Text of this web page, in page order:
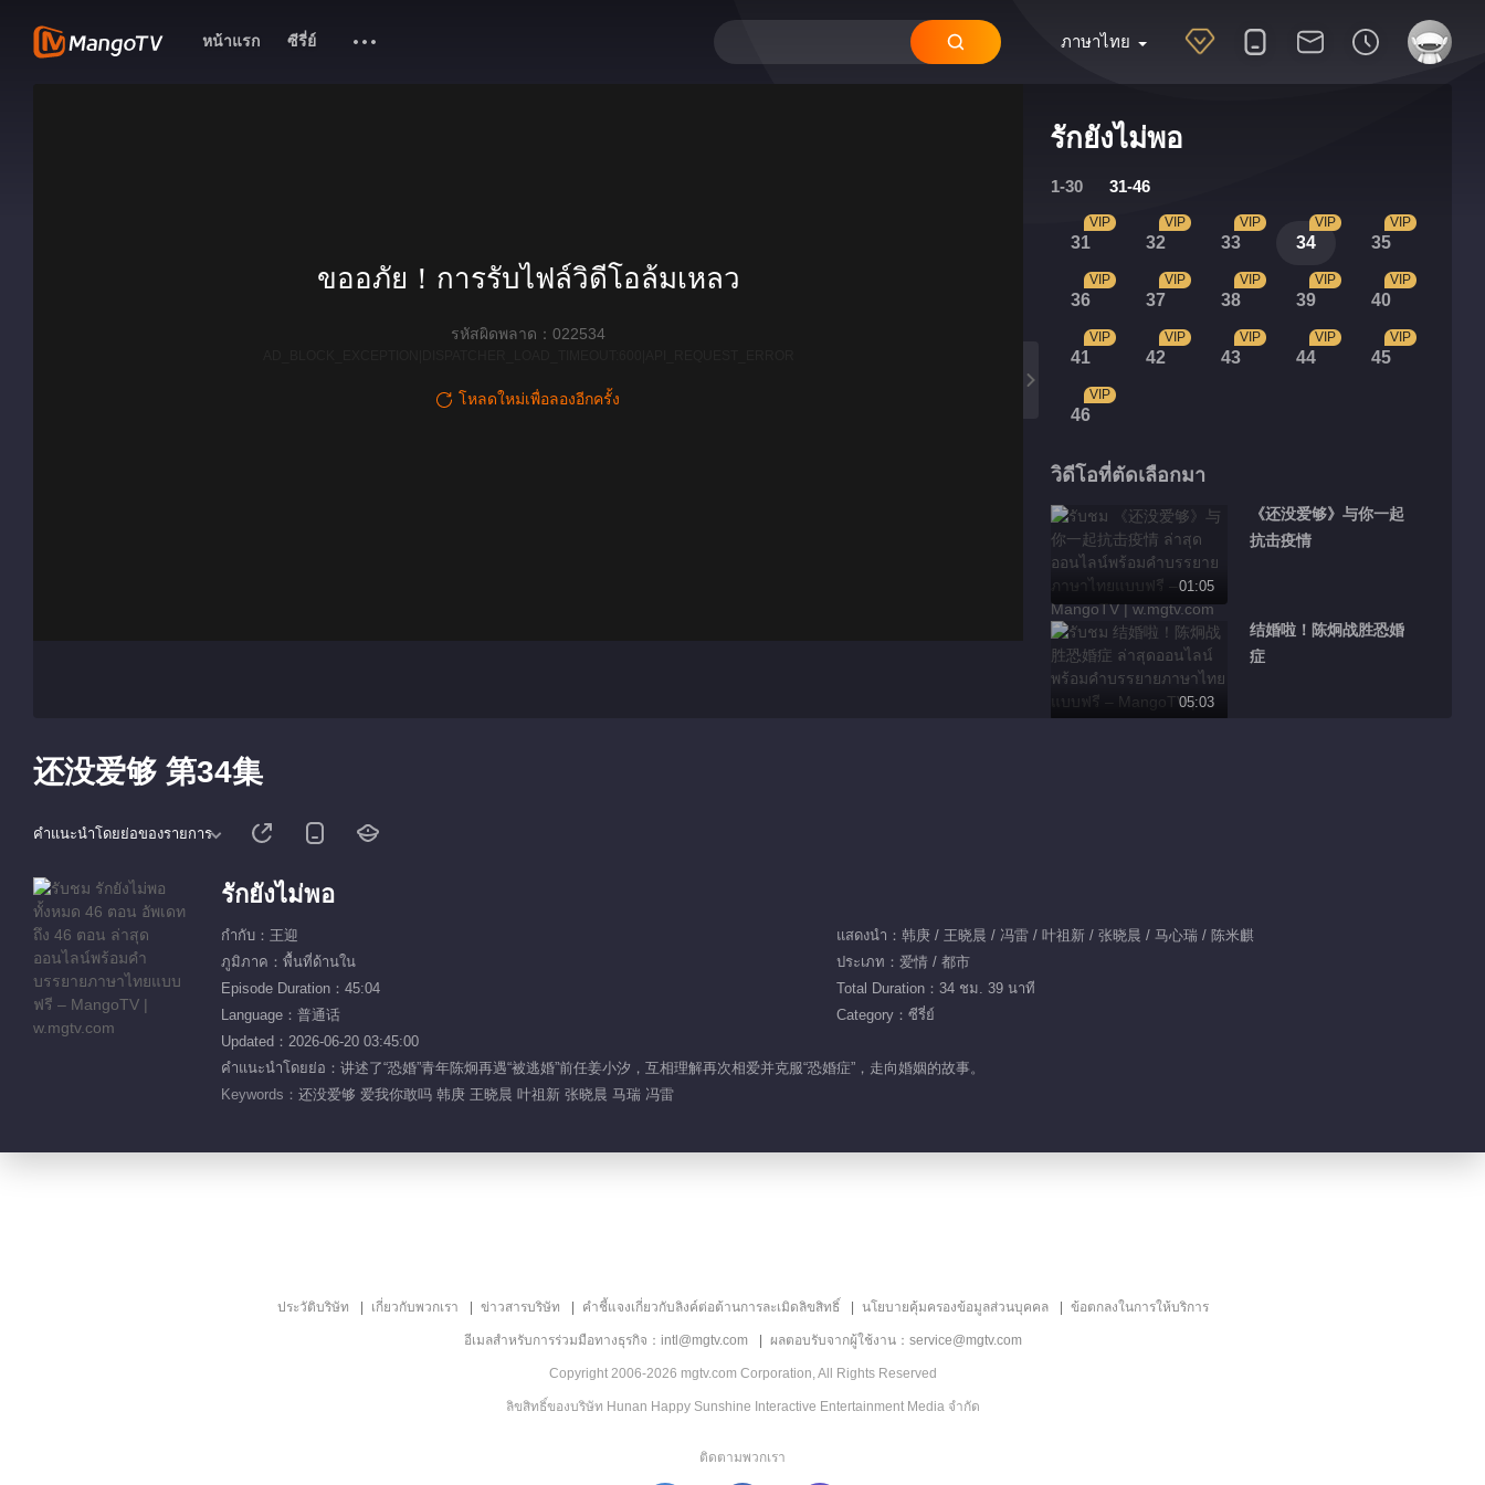
ภาษาไทย
หน้าแรก ซีรี่ย์
รักยังไม่พอ
1-30 31-46
31
VIP
32
VIP
33
VIP
34
VIP
35
VIP
36
VIP
37
VIP
38
VIP
39
VIP
40
VIP
41
VIP
42
VIP
43
VIP
44
VIP
45
VIP
46
VIP
วิดีโอที่ตัดเลือกมา
01:05
《还没爱够》与你一起
抗击疫情
05:03
结婚啦！陈炯战胜恐婚
症
03:59
ขออภัย！การรับไฟล์วิดีโอล้มเหลว
รหัสผิดพลาด：022534
โหลดใหม่เพื่อลองอีกครั้ง
还没爱够 第34集
คำแนะนำโดยย่อของรายการ
รักยังไม่พอ
กำกับ：王迎
แสดงนำ：韩庚 / 王晓晨 / 冯雷 / 叶祖新 / 张晓晨 / 马心瑞 / 陈米麒
ภูมิภาค：พื้นที่ด้านใน
ประเภท：爱情 / 都市
Episode Duration：45:04
Total Duration：34 ชม. 39 นาที
Language：普通话
Category：ซีรี่ย์
Updated：2026-06-20 03:45:00
คำแนะนำโดยย่อ：讲述了“恐婚”青年陈炯再遇“被逃婚”前任姜小汐，互相理解再次相爱并克服“恐婚症”，走向婚姻的故事。
Keywords： 还没爱够 爱我你敢吗 韩庚 王晓晨 叶祖新 张晓晨 马瑞 冯雷
ประวัติบริษัท เกี่ยวกับพวกเรา ข่าวสารบริษัท คำชี้แจงเกี่ยวกับลิงค์ต่อต้านการละเมิดลิขสิทธิ์ นโยบายคุ้มครองข้อมูลส่วนบุคคล ข้อตกลงในการให้บริการ
อีเมลสำหรับการร่วมมือทางธุรกิจ：intl@mgtv.com ผลตอบรับจากผู้ใช้งาน：service@mgtv.com
Copyright 2006-2026 mgtv.com Corporation, All Rights Reserved
ลิขสิทธิ์ของบริษัท Hunan Happy Sunshine Interactive Entertainment Media จำกัด
ติดตามพวกเรา